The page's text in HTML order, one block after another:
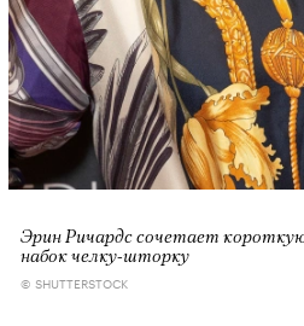
Эрин Ричардс сочетает
набок челку-шторку
© SHUTTERSTOCK